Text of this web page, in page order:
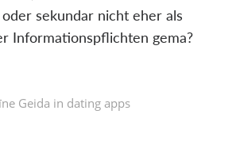
sekundar nicht eher als
Informationspflichten gema?
Geida in dating apps